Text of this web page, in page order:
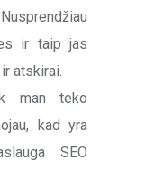
ir taip jas
atskirai.
man teko
kad yra
SEO